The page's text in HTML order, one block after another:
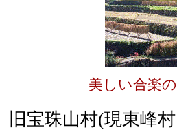
美しい合楽
旧宝珠山村(現東峰